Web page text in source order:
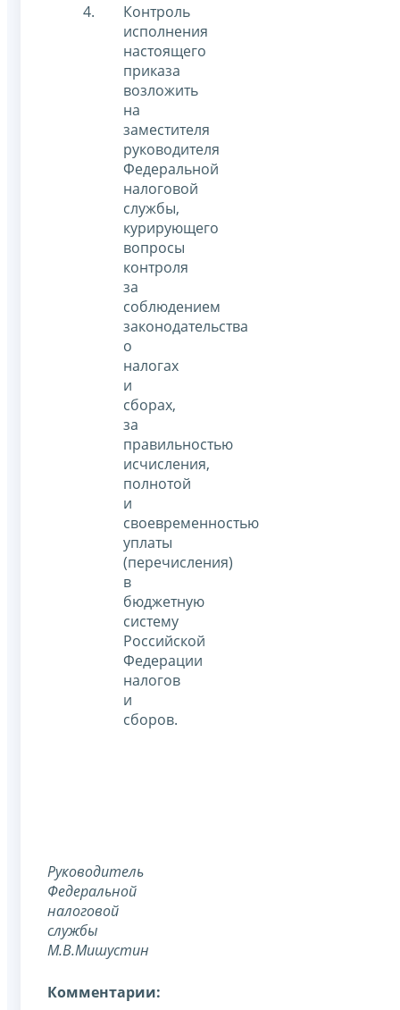
Контроль
исполнения
настоящего
приказа
возложить
на
заместителя
руководителя
Федеральной
налоговой
службы,
курирующего
вопросы
контроля
за
соблюдением
законодательства
о
налогах
и
сборах,
за
правильностью
исчисления,
полнотой
и
своевременностью
уплаты
(перечисления)
в
бюджетную
систему
Российской
Федерации
налогов
и
сборов.
Руководитель
Федеральной
налоговой
службы
М.В.Мишустин
Комментарии: